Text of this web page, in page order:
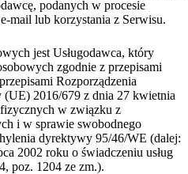
podanych w procesie
mail lub korzystania z Serwisu.
jest Usługodawca, który
zgodnie z przepisami
Rozporządzenia
(UE) 2016/679 z dnia 27 kwietnia
w związku z
i w sprawie swobodnego
dyrektywy 95/46/WE (dalej:
2002 roku o świadczeniu usług
poz. 1204 ze zm.).